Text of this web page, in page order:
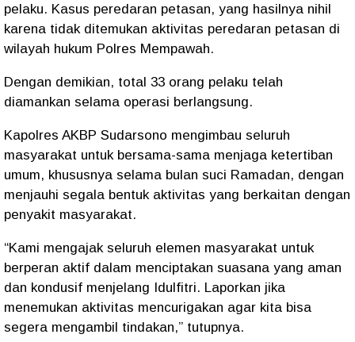
pelaku. Kasus peredaran petasan, yang hasilnya nihil
karena tidak ditemukan aktivitas peredaran petasan di
wilayah hukum Polres Mempawah.
Dengan demikian, total 33 orang pelaku telah
diamankan selama operasi berlangsung.
Kapolres AKBP Sudarsono mengimbau seluruh
masyarakat untuk bersama-sama menjaga ketertiban
umum, khususnya selama bulan suci Ramadan, dengan
menjauhi segala bentuk aktivitas yang berkaitan dengan
penyakit masyarakat.
“Kami mengajak seluruh elemen masyarakat untuk
berperan aktif dalam menciptakan suasana yang aman
dan kondusif menjelang Idulfitri. Laporkan jika
menemukan aktivitas mencurigakan agar kita bisa
segera mengambil tindakan,” tutupnya.